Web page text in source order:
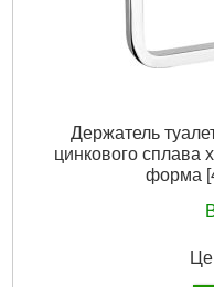
Держатель
цинкового сплава
форма